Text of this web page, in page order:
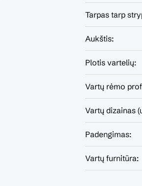
Tarpas tarp
Aukštis:
Plotis vartelių:
Vartų rėmo
Vartų dizainas
Padengimas:
Vartų furnitūra: